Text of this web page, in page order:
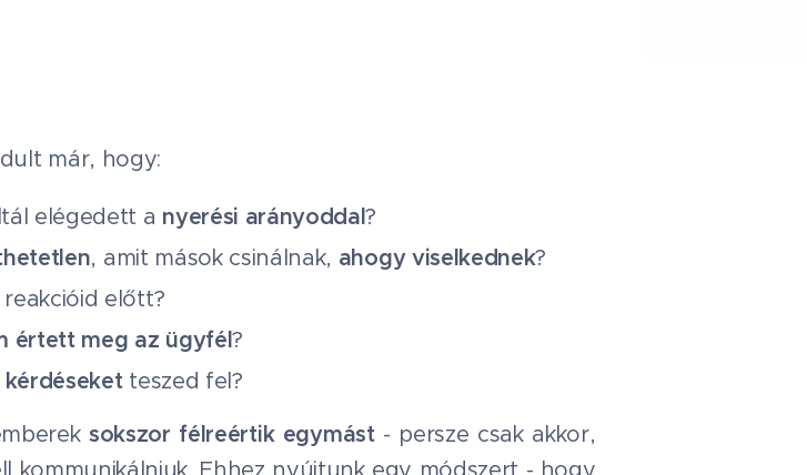
már, hogy:
elégedett a nyerési arányoddal?
, amit mások csinálnak, ahogy viselkednek?
előtt?
értett meg az ügyfél?
teszed fel?
sokszor félreértik egymást- persze csak akkor,